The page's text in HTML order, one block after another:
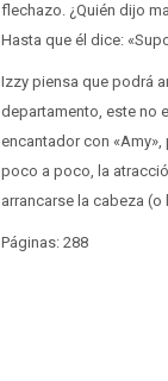
flechazo. ¿Quién dijo
Hasta que él dice:
Izzy piensa que podrá
departamento, este no
encantador con
poco a poco, la
arrancarse la cabeza
Páginas: 288